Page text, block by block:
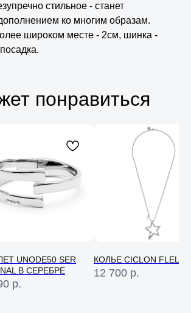
стильное - станет
ко многим образам.
широком месте - 2см, шинка -
понравиться
UNODE50 SER
В СЕРЕБРЕ
р.
КОЛЬЕ CICLON FLELLA
12 700 р.